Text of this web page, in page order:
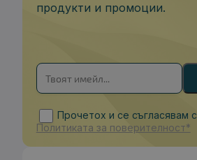
продукти и промоции.
Прочетох и се съгласявам с
Политиката за поверителност*